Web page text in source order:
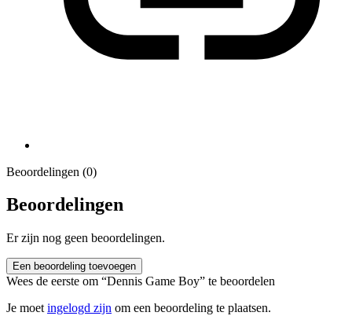
Beoordelingen (0)
Beoordelingen
Er zijn nog geen beoordelingen.
Een beoordeling toevoegen
Wees de eerste om “Dennis Game Boy” te beoordelen
Je moet ingelogd zijn om een beoordeling te plaatsen.